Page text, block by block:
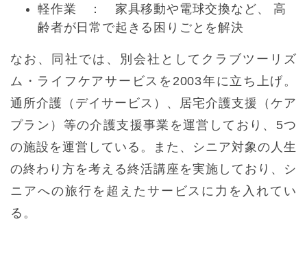
軽作業 ： 家具移動や電球交換など、 高
齢者が日常で起きる困りごとを解決
なお、同社では、別会社としてクラブツーリズ
ム・ライフケアサービスを2003年に立ち上げ。
通所介護（デイサービス）、居宅介護支援（ケア
プラン）等の介護支援事業を運営しており、5つ
の施設を運営している。また、シニア対象の人生
の終わり方を考える終活講座を実施しており、シ
ニアへの旅行を超えたサービスに力を入れてい
る。